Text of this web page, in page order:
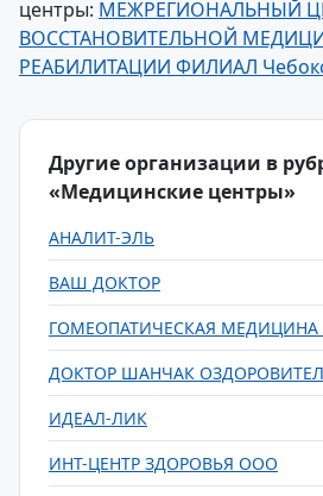
центры: МЕЖРЕГИОНАЛЬНЫЙ
ВОССТАНОВИТЕЛЬНОЙ
РЕАБИЛИТАЦИИ ФИЛИАЛ
Другие организации в
«Медицинские центры»
АНАЛИТ-ЭЛЬ
ВАШ ДОКТОР
ГОМЕОПАТИЧЕСКАЯ
ДОКТОР ШАНЧАК
ИДЕАЛ-ЛИК
ИНТ-ЦЕНТР ЗДОРОВЬЯ ООО